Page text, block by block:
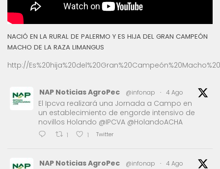
NACIÓ EN LA RURAL DE PALERMO Y ES HIJA DEL GRAN CAMPEÓN
MACHO DE LA RAZA LIMANGUS
http://
NAP Noticias AgroPec @infonap · 4 Ago
El Ipcva realizará una Jornada a Campo en
un establecimiento de engorde intensivo de
novillos Holando @IPCVA @HolandoACHA
1 1 Twitter
NAP Noticias AgroPec @infonap · 4 Ago